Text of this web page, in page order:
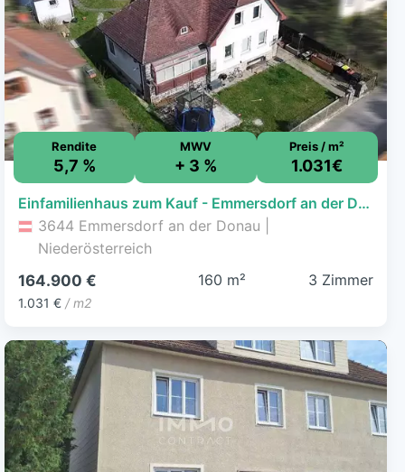
Rendite
5,7 %
MWV
+ 3 %
Preis / m²
1.031€
Einfamilienhaus zum Kauf - Emmersdorf an der Donau - 164.900 € - 3 Zimmer, 160 m², 593 m² Grundstück
3644 Emmersdorf an der Donau |
Niederösterreich
164.900 €
1.031 € / m2
160 m² 3 Zimmer